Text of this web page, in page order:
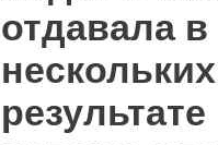
отдавала в